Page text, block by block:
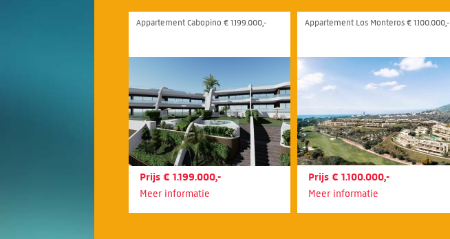
Appartement Cabopino € 1.199.000,-
Prijs € 1.199.000,-
Meer informatie
Appartement Los Monteros € 1.100.000,-
Prijs € 1.100.000,-
Meer informatie